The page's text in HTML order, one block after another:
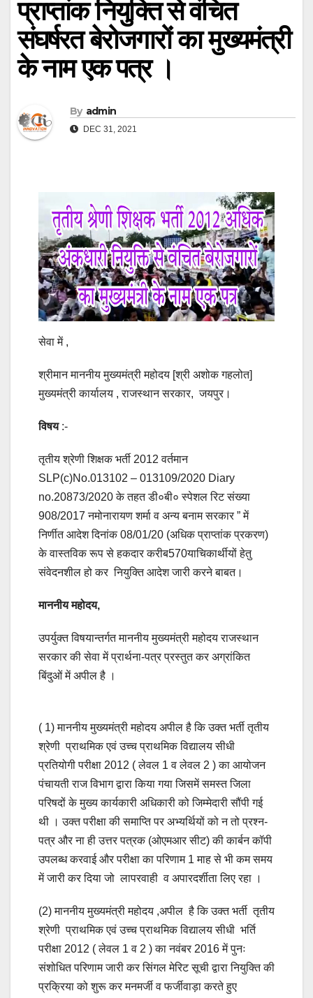
प्राप्तांक नियुक्ति से वंचित
संघर्षरत बेरोजगारों का मुख्यमंत्री
के नाम एक पत्र ।
By admin
DEC 31, 2021
सेवा में ,
श्रीमान माननीय मुख्यमंत्री महोदय [श्री अशोक गहलोत]
मुख्यमंत्री कार्यालय , राजस्थान सरकार, जयपुर।
विषय:-
तृतीय श्रेणी शिक्षक भर्ती 2012 वर्तमान
SLP(c)No.013102 – 013109/2020 Diary
no.20873/2020 के तहत डी०बी० स्पेशल रिट संख्या
908/2017 नमोनारायण शर्मा व अन्य बनाम सरकार ” में
निर्णीत आदेश दिनांक 08/01/20 (अधिक प्राप्तांक प्रकरण)
के वास्तविक रूप से हकदार करीब570याचिकार्थीयों हेतु
संवेदनशील हो कर नियुक्ति आदेश जारी करने बाबत।
माननीय महोदय,
उपर्युक्त विषयान्तर्गत माननीय मुख्यमंत्री महोदय राजस्थान
सरकार की सेवा में प्रार्थना-पत्र प्रस्तुत कर अग्रांकित
बिंदुओं में अपील है ।
( 1) माननीय मुख्यमंत्री महोदय अपील है कि उक्त भर्ती तृतीय
श्रेणी प्राथमिक एवं उच्च प्राथमिक विद्यालय सीधी
प्रतियोगी परीक्षा 2012 ( लेवल 1 व लेवल 2 ) का आयोजन
पंचायती राज विभाग द्वारा किया गया जिसमें समस्त जिला
परिषदों के मुख्य कार्यकारी अधिकारी को जिम्मेदारी सौंपी गई
थी । उक्त परीक्षा की समाप्ति पर अभ्यर्थियों को न तो प्रश्न-
पत्र और ना ही उत्तर पत्रक (ओएमआर सीट) की कार्बन कॉपी
उपलब्ध करवाई और परीक्षा का परिणाम 1 माह से भी कम समय
में जारी कर दिया जो लापरवाही व अपारदर्शीता लिए रहा ।
(2) माननीय मुख्यमंत्री महोदय ,अपील है कि उक्त भर्ती तृतीय
श्रेणी प्राथमिक एवं उच्च प्राथमिक विद्यालय सीधी भर्ति
परीक्षा 2012 ( लेवल 1 व 2 ) का नवंबर 2016 में पुनः
संशोधित परिणाम जारी कर सिंगल मेरिट सूची द्वारा नियुक्ति की
प्रक्रिया को शुरू कर मनमर्जी व फर्जीवाड़ा करते हुए